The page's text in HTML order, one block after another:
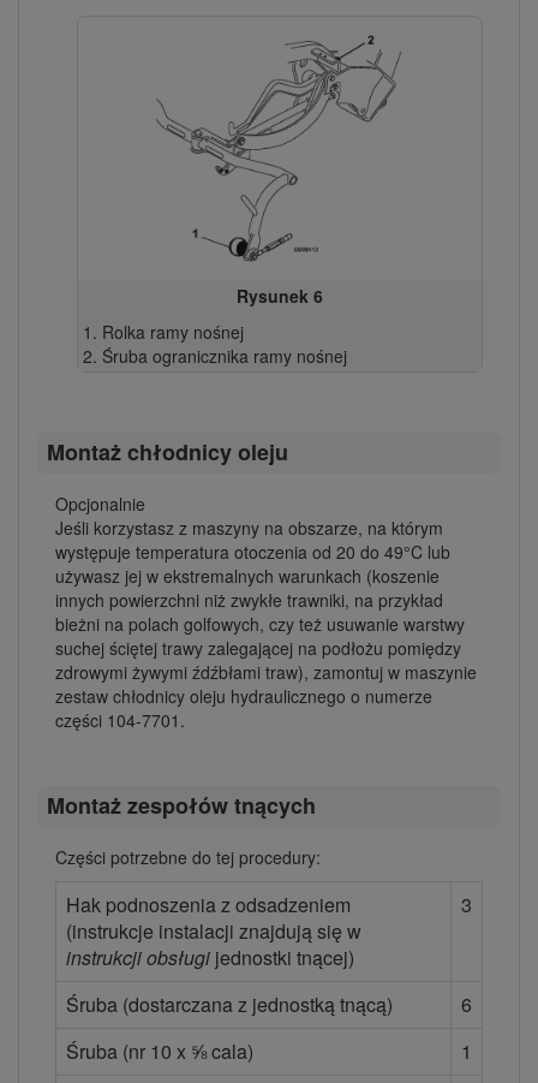
Rysunek 6
Rolka ramy nośnej
Śruba ogranicznika ramy nośnej
Montaż chłodnicy oleju
Opcjonalnie
Jeśli korzystasz z maszyny na obszarze, na którym
występuje temperatura otoczenia od 20 do 49°C lub
używasz jej w ekstremalnych warunkach (koszenie
innych powierzchni niż zwykłe trawniki, na przykład
bieżni na polach golfowych, czy też usuwanie warstwy
suchej ściętej trawy zalegającej na podłożu pomiędzy
zdrowymi żywymi źdźbłami traw), zamontuj w maszynie
zestaw chłodnicy oleju hydraulicznego o numerze
części 104-7701.
Montaż zespołów tnących
Części potrzebne do tej procedury:
Hak podnoszenia z odsadzeniem
(instrukcje instalacji znajdują się w
instrukcji obsługi jednostki tnącej)
3
Śruba (dostarczana z jednostką tnącą)
6
Śruba (nr 10 x ⅝ cala)
1